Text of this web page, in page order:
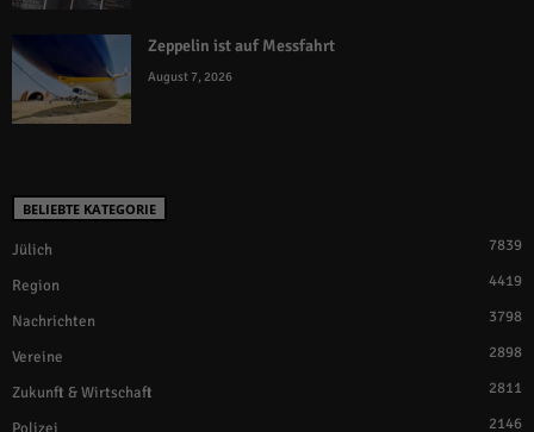
Zeppelin ist auf Messfahrt
August 7, 2026
BELIEBTE KATEGORIE
Jülich 7839
Region 4419
Nachrichten 3798
Vereine 2898
Zukunft & Wirtschaft 2811
2146